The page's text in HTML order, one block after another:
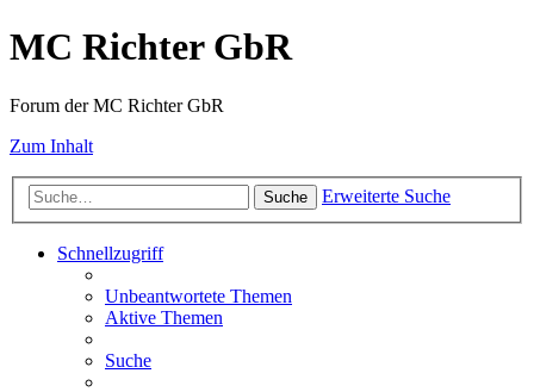
MC Richter GbR
Forum der MC Richter GbR
Zum Inhalt
Suche Erweiterte Suche
Schnellzugriff
Unbeantwortete Themen
Aktive Themen
Suche